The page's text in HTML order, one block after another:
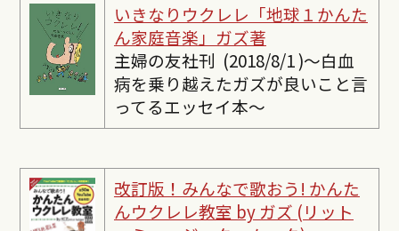
いきなりウクレレ「地球１かんた
ん家庭音楽」ガズ著
主婦の友社刊 (2018/8/1 )〜白血
病を乗り越えたガズが良いこと言
ってるエッセイ本〜
改訂版！みんなで歌おう! かんた
んウクレレ教室 by ガズ (リット